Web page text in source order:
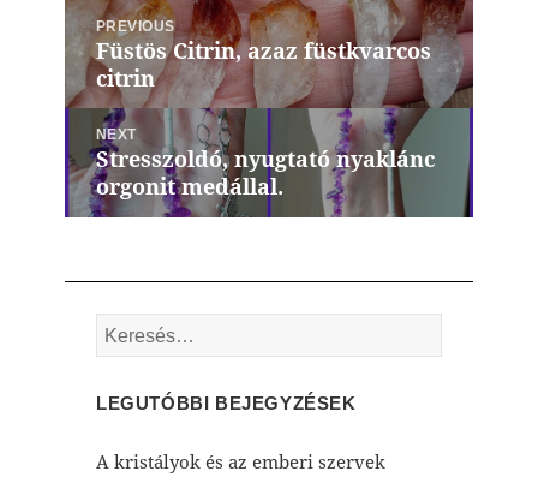
Bejegyzés
navigáció
PREVIOUS
Previous
post:
Füstös Citrin, azaz füstkvarcos
citrin
NEXT
Next
post:
Stresszoldó, nyugtató nyaklánc
orgonit medállal.
Keresés:
LEGUTÓBBI BEJEGYZÉSEK
A kristályok és az emberi szervek